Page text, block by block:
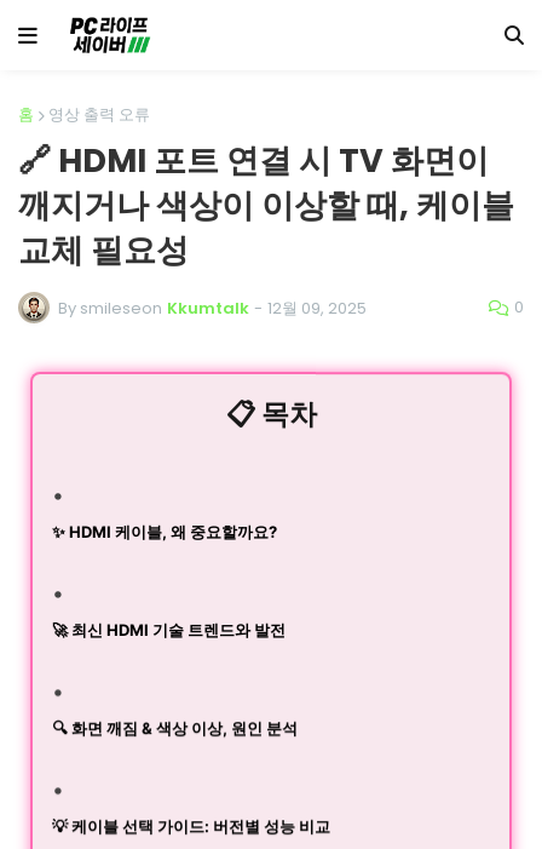
홈 영상 출력 오류
🔗 HDMI 포트 연결 시 TV 화면이
깨지거나 색상이 이상할 때, 케이블
교체 필요성
By smileseon Kkumtalk - 12월 09, 2025 0
📋 목차
✨ HDMI 케이블, 왜 중요할까요?
🚀 최신 HDMI 기술 트렌드와 발전
🔍 화면 깨짐 & 색상 이상, 원인 분석
💡 케이블 선택 가이드: 버전별 성능 비교